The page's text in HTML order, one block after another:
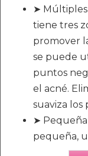
➤
tiene tres
promover
se puede
puntos
el acné.
suaviza los
➤
pequeña,